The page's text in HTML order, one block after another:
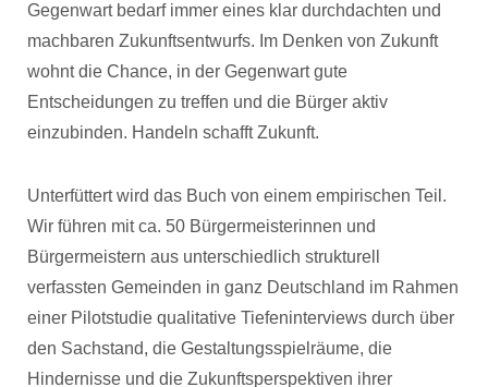
Gegenwart bedarf immer eines klar durchdachten und
machbaren Zukunftsentwurfs. Im Denken von Zukunft
wohnt die Chance, in der Gegenwart gute
Entscheidungen zu treffen und die Bürger aktiv
einzubinden. Handeln schafft Zukunft.
Unterfüttert wird das Buch von einem empirischen Teil.
Wir führen mit ca. 50 Bürgermeisterinnen und
Bürgermeistern aus unterschiedlich strukturell
verfassten Gemeinden in ganz Deutschland im Rahmen
einer Pilotstudie qualitative Tiefeninterviews durch über
den Sachstand, die Gestaltungsspielräume, die
Hindernisse und die Zukunftsperspektiven ihrer